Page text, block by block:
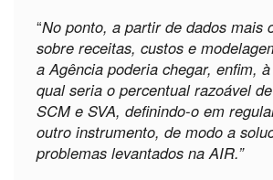
“No ponto, a partir de dados mais
sobre receitas, custos e
a Agência poderia chegar, enfim,
qual seria o percentual razoável
SCM e SVA, definindo-o em
outro instrumento, de modo a
problemas levantados na AIR.”